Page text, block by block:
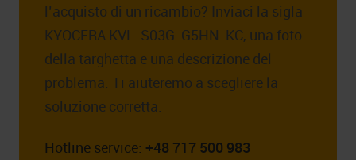
l’acquisto di un ricambio? Inviaci la sigla
KYOCERA KVL-S03G-G5HN-KC, una foto
della targhetta e una descrizione del
problema. Ti aiuteremo a scegliere la
soluzione corretta.
Hotline service: +48 717 500 983